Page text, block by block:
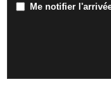
Me notifier